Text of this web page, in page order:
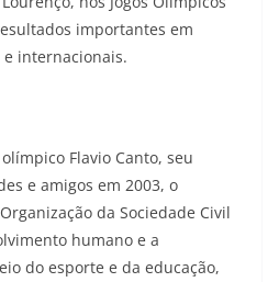
importantes em
internacionais.
Flavio Canto, seu
e amigos em 2003, o
da Sociedade Civil
humano e a
do esporte e da educação,